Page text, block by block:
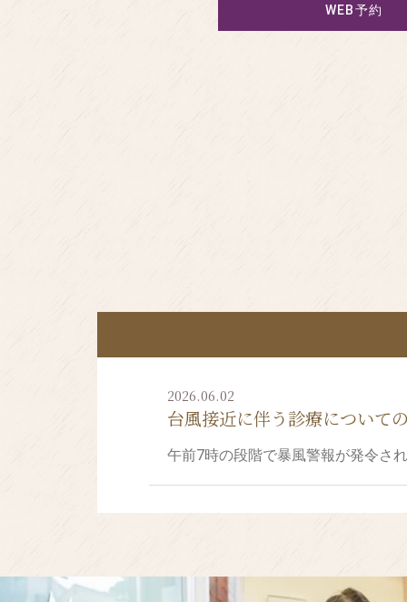
WEB予約
2026.06.02
台風接近に伴う診療について
午前7時の段階で暴風警報が発令さ